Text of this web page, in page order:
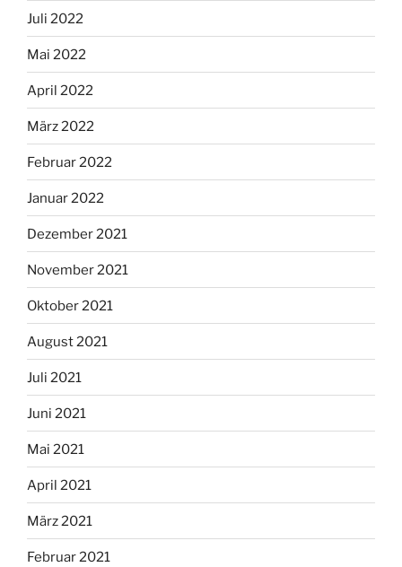
Juli 2022
Mai 2022
April 2022
März 2022
Februar 2022
Januar 2022
Dezember 2021
November 2021
Oktober 2021
August 2021
Juli 2021
Juni 2021
Mai 2021
April 2021
März 2021
Februar 2021